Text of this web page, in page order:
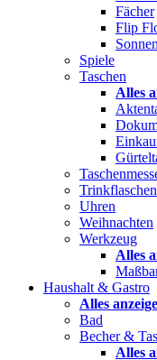
Fächer
Flip
Spiele
Taschen
Alles
Trinkflaschen
Uhren
Weihnachten
Werkzeug
Alles
Haushalt & Gastro
Alles
Bad
Becher &
Alles